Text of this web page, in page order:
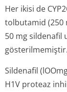
Her ikisi de
tolbutamid (250
50 mg sildenafil
gösterilmemiştir.
Sildenafil
H1V proteaz